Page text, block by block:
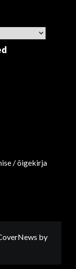
/ õigekirja
by